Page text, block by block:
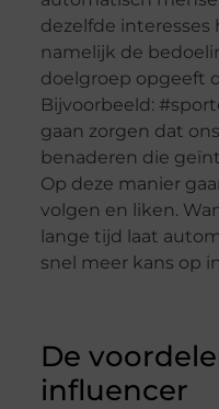
dezelfde interesses
namelijk de
doelgroep opgeeft
Bijvoorbeeld:
gaan zorgen dat
benaderen die
Op deze manier
volgen en liken.
lange tijd laat
snel meer kans op
De
influencer